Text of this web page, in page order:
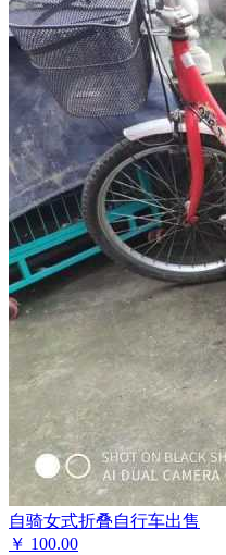
自骑女式折叠自行车出售
￥ 100.00